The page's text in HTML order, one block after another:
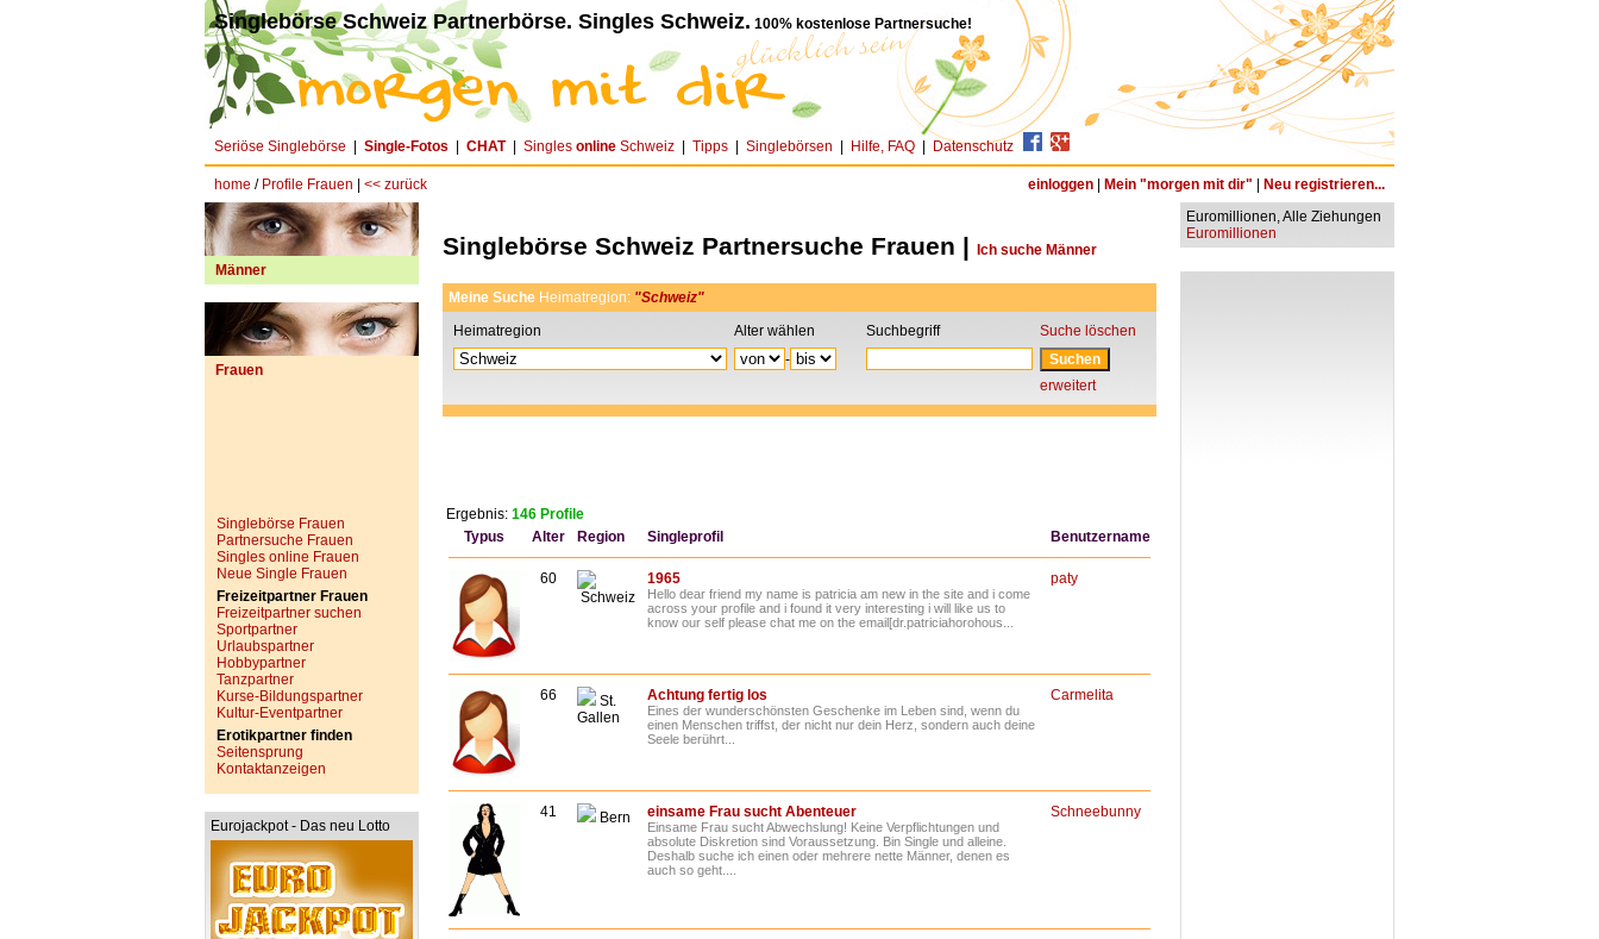
Singlebörse Schweiz Partnerbörse. Singles Schweiz. 100% kostenlose Partnersuche!
Seriöse Singlebörse Single-Fotos CHAT| Singles online Schweiz Tipps Singlebörsen Hilfe, FAQ Datenschutz
home / Profile Frauen << zurück einloggen Mein "morgen mit dir" Neu registrieren...
Männer
Frauen
Singlebörse Frauen
Partnersuche Frauen
Singles online Frauen
Neue Single Frauen
Freizeitpartner Frauen
Freizeitpartner suchen
Sportpartner
Urlaubspartner
Hobbypartner
Tanzpartner
Kurse-Bildungspartner
Kultur-Eventpartner
Erotikpartner finden
Seitensprung
Kontaktanzeigen
Eurojackpot - Das neu Lotto
Singlebörse Schweiz Partnersuche Frauen | Ich suche Männer
Meine Suche Heimatregion: "Schweiz"
Heimatregion
Alter wählen Suchbegriff
Suche löschen
-
erweitert
Ergebnis: 146 Profile
Typus
Alter Region Singleprofil Benutzername
60
Schweiz
1965
Hello dear friend my name is patricia am new in the site and i come
across your profile and i found it very interesting i will like us to
know our self please chat me on the email[dr.patriciahorohous...
paty
66
St.
Gallen
Achtung fertig los
Eines der wunderschönsten Geschenke im Leben sind, wenn du
einen Menschen triffst, der nicht nur dein Herz, sondern auch deine
Seele berührt...
Carmelita
41 Bern einsame Frau sucht Abenteuer
Einsame Frau sucht Abwechslung! Keine Verpflichtungen und
absolute Diskretion sind Voraussetzung. Bin Single und alleine.
Deshalb suche ich einen oder mehrere nette Männer, denen es
auch so geht....
Schneebunny
Euromillionen, Alle Ziehungen
Euromillionen